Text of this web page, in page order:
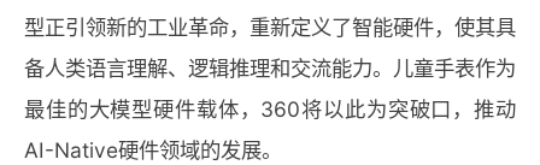
型正引领新的工业革命，重新定义了智能硬件，使其具
备人类语言理解、逻辑推理和交流能力。儿童手表作为
最佳的大模型硬件载体，360将以此为突破口，推动
AI-Native硬件领域的发展。